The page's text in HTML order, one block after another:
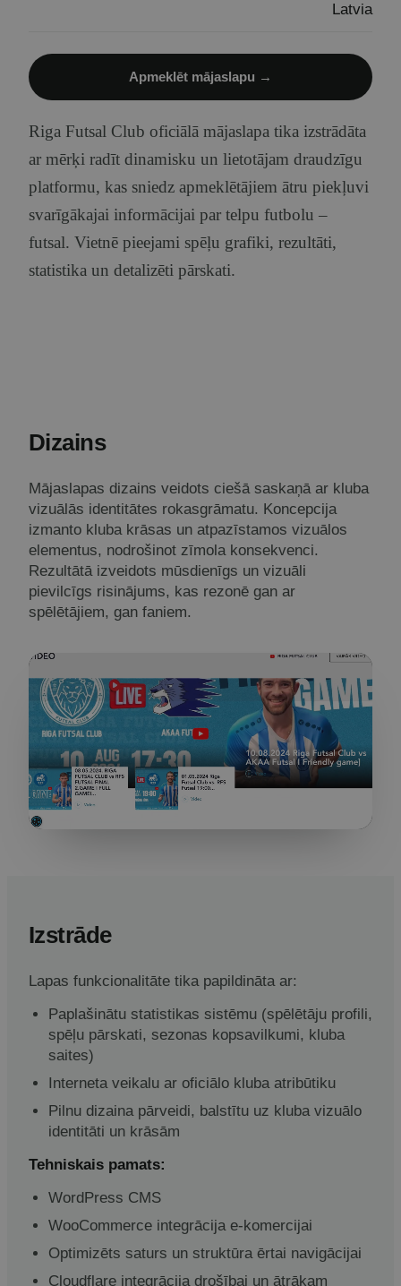
Latvia
Apmeklēt mājaslapu →
Riga Futsal Club oficiālā mājaslapa tika izstrādāta
ar mērķi radīt dinamisku un lietotājam draudzīgu
platformu, kas sniedz apmeklētājiem ātru piekļuvi
svarīgākajai informācijai par telpu futbolu –
futsal. Vietnē pieejami spēļu grafiki, rezultāti,
statistika un detalizēti pārskati.
Dizains
Mājaslapas dizains veidots ciešā saskaņā ar kluba
vizuālās identitātes rokasgrāmatu. Koncepcija
izmanto kluba krāsas un atpazīstamos vizuālos
elementus, nodrošinot zīmola konsekvenci.
Rezultātā izveidots mūsdienīgs un vizuāli
pievilcīgs risinājums, kas rezonē gan ar
spēlētājiem, gan faniem.
Izstrāde
Lapas funkcionalitāte tika papildināta ar:
Paplašinātu statistikas sistēmu (spēlētāju profili,
spēļu pārskati, sezonas kopsavilkumi, kluba
saites)
Interneta veikalu ar oficiālo kluba atribūtiku
Pilnu dizaina pārveidi, balstītu uz kluba vizuālo
identitāti un krāsām
Tehniskais pamats:
WordPress CMS
WooCommerce integrācija e-komercijai
Optimizēts saturs un struktūra ērtai navigācijai
Cloudflare integrācija drošībai un ātrākam